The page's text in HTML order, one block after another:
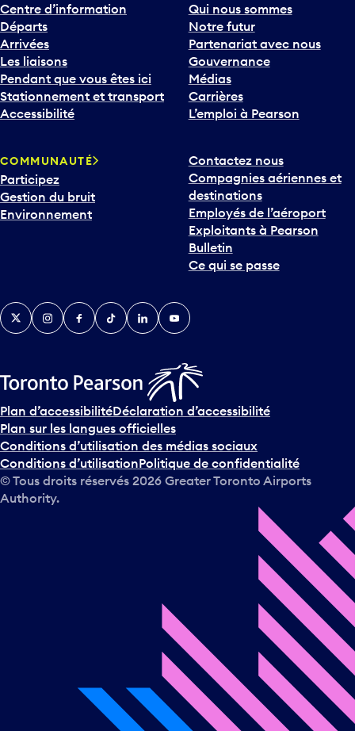
Centre d’information
Départs
Arrivées
Les liaisons
Pendant que vous êtes ici
Stationnement et transport
Accessibilité
Qui nous sommes
Notre futur
Partenariat avec nous
Gouvernance
Médias
Carrières
L’emploi à Pearson
COMMUNAUTÉ
Participez
Gestion du bruit
Environnement
Contactez nous
Compagnies aériennes et
destinations
Employés de l’aéroport
Exploitants à Pearson
Bulletin
Ce qui se passe
TwitterInstagramFacebook
TikTokLinkedInYouTube
Plan d’accessibilitéDéclaration d’accessibilité
Plan sur les langues officielles
Conditions d’utilisation des médias sociaux
Conditions d’utilisationPolitique de confidentialité
© Tous droits réservés 2026 Greater Toronto Airports
Authority.